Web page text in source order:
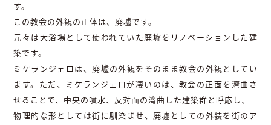
す。
この教会の外観の正体は、廃墟です。
元々は大浴場として使われていた廃墟をリノベーションした建
築です。
ミケランジェロは、廃墟の外観をそのまま教会の外観としてい
ます。ただ、ミケランジェロが凄いのは、教会の正面を湾曲さ
せることで、中央の噴水、反対面の湾曲した建築群と呼応し、
物理的な形としては街に馴染ませ、廃墟としての外装を街のア